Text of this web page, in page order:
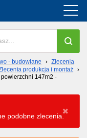
- budowlane › Zlecenia
produkcja i montaż ›
147m2 -
podobne zlecenia.